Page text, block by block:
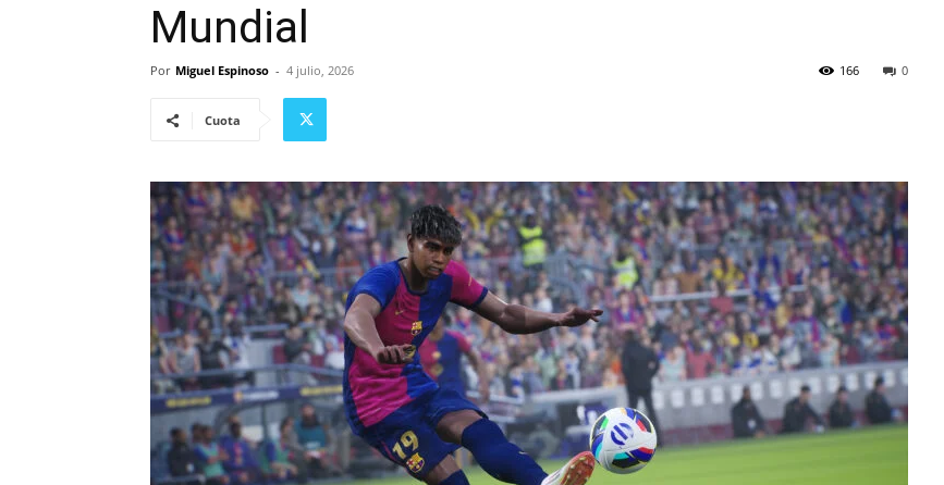
Mundial
Por Miguel Espinoso - 4 julio, 2026 0
166
Cuota